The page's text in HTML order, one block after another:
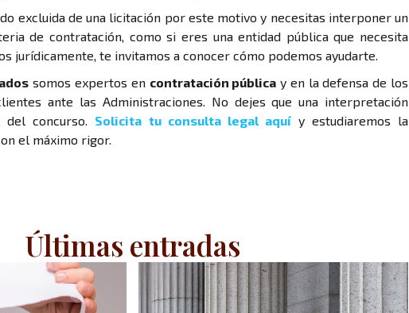
excluida de una licitación por este motivo y necesitas interponer un
de contratación, como si eres una entidad pública que necesita
jurídicamente, te invitamos a conocer cómo podemos ayudarte.
somos expertos en contratación pública y en la defensa de los
ante las Administraciones. No dejes que una interpretación
concurso. Solicita tu consulta legal aquíy estudiaremos la
el máximo rigor.
Últimas entradas